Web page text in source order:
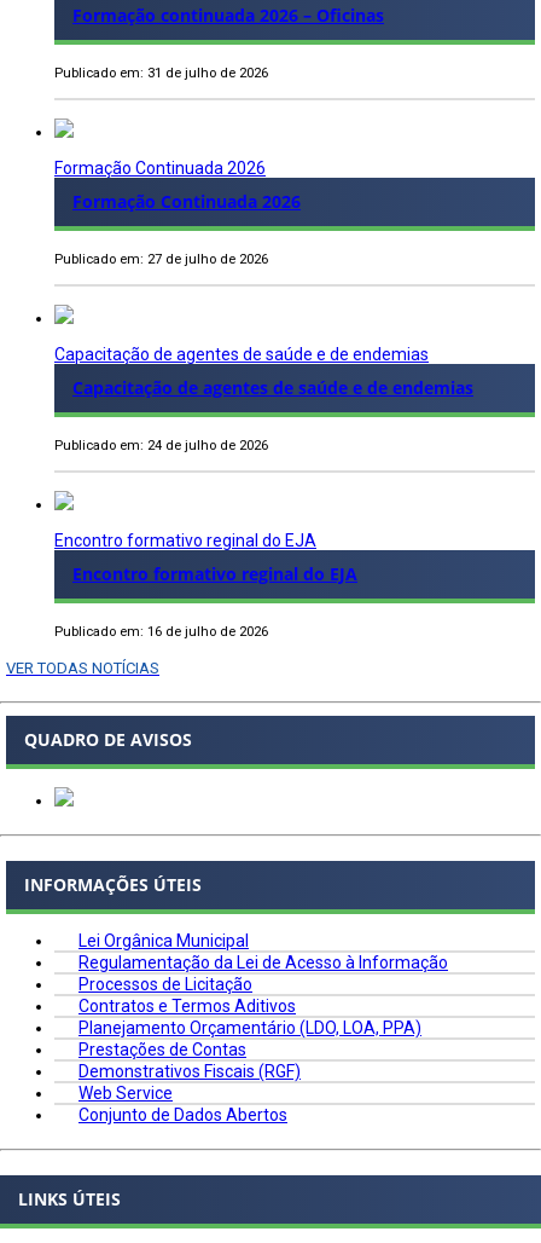
Formação continuada 2026 – Oficinas
Publicado em: 31 de julho de 2026
Formação Continuada 2026
Formação Continuada 2026
Publicado em: 27 de julho de 2026
Capacitação de agentes de saúde e de endemias
Capacitação de agentes de saúde e de endemias
Publicado em: 24 de julho de 2026
Encontro formativo reginal do EJA
Encontro formativo reginal do EJA
Publicado em: 16 de julho de 2026
VER TODAS NOTÍCIAS
QUADRO DE AVISOS
INFORMAÇÕES ÚTEIS
Lei Orgânica Municipal
Regulamentação da Lei de Acesso à Informação
Processos de Licitação
Contratos e Termos Aditivos
Planejamento Orçamentário (LDO, LOA, PPA)
Prestações de Contas
Demonstrativos Fiscais (RGF)
Web Service
Conjunto de Dados Abertos
LINKS ÚTEIS